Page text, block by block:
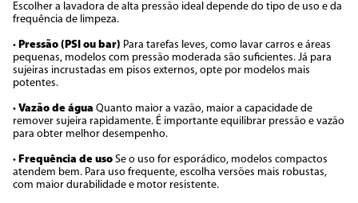
Escolher a lavadora de alta pressão ideal depende do tipo de uso e da
frequência de limpeza.
• Pressão (PSI ou bar) Para tarefas leves, como lavar carros e áreas
pequenas, modelos com pressão moderada são suficientes. Já para
sujeiras incrustadas em pisos externos, opte por modelos mais
potentes.
• Vazão de água Quanto maior a vazão, maior a capacidade de
remover sujeira rapidamente. É importante equilibrar pressão e vazão
para obter melhor desempenho.
• Frequência de uso Se o uso for esporádico, modelos compactos
atendem bem. Para uso frequente, escolha versões mais robustas,
com maior durabilidade e motor resistente.